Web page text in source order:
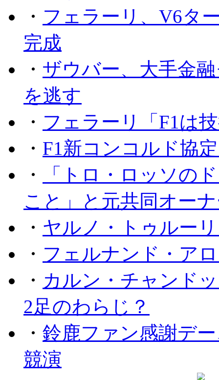
・ フェラーリ、V6タ
完成
・ ザウバー、大手金
を逃す
・ フェラーリ「F1は
・ F1新コンコルド協
・
「トロ・ロッソの
こと」と元共同オー
・ ヤルノ・トゥルー
・ フェルナンド・ア
・ カルン・チャンド
2足のわらじ？
・ 鈴鹿ファン感謝デ
競演